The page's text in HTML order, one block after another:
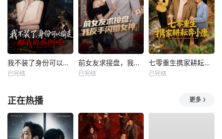
我不装了身份可以偷走那我的病例呢
已完结
前女友求接盘，我反手闪婚女神
已完结
七零重生携家耕耘奔小康
已完结
正在热播 更多